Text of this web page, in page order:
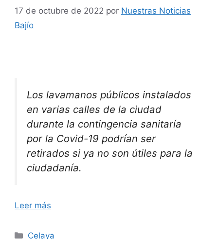
17 de octubre de 2022 por Nuestras Noticias
Bajío
Los lavamanos públicos instalados
en varias calles de la ciudad
durante la contingencia sanitaría
por la Covid-19 podrían ser
retirados si ya no son útiles para la
ciudadanía.
Leer más
Categorías
Celaya